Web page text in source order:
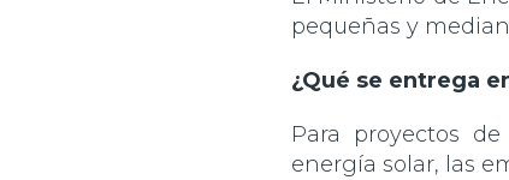
pequeñas y
¿Qué se entrega
Para proyectos
energía solar, las